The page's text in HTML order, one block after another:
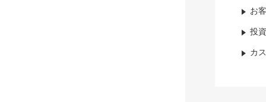
お
投
カ